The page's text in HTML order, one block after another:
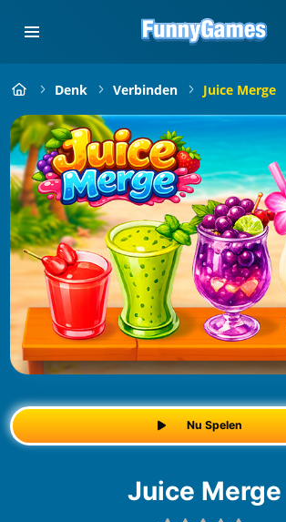
Denk Verbinden Juice Merge
Nu Spelen
Juice Merge